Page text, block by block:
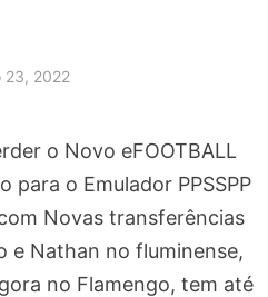
23, 2022
o Novo eFOOTBALL
para o Emulador PPSSPP
Novas transferências
e Nathan no fluminense,
no Flamengo, tem até